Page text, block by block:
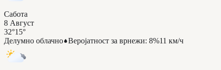
Сабота
8 Август
32°15°
Делумно облачно Веројатност за врнежи: 8%11 км/ч